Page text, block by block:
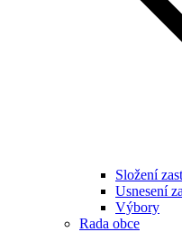
Složení
Usnesení
Výbory
Rada obce